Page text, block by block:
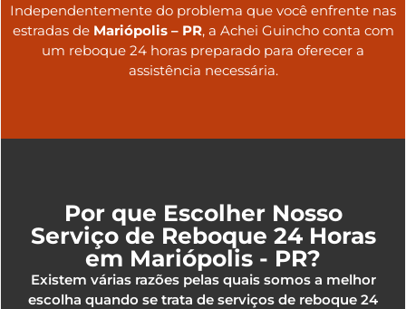
Independentemente do problema que você enfrente nas
estradas de Mariópolis – PR, a Achei Guincho conta com
um reboque 24 horas preparado para oferecer a
assistência necessária.
Por que Escolher Nosso
Serviço de Reboque 24 Horas
em Mariópolis - PR?
Existem várias razões pelas quais somos a melhor
escolha quando se trata de serviços de reboque 24